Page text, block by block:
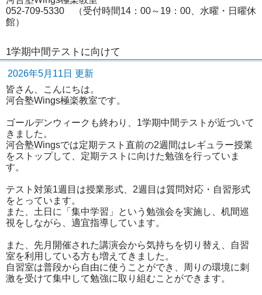
052-709-5330 （受付時間14：00～19：00、水曜・日曜休
館）
1学期中間テストに向けて
2026年5月11日 更新
皆さん、こんにちは。
河合塾Wings極楽教室です。
ゴールデンウィークも終わり、1学期中間テストが近づいて
きました。
河合塾Wingsでは定期テスト直前の2週間はレギュラー授業
をストップして、定期テストに向けた勉強を行っていま
す。
テスト対策1週目は授業形式、2週目は質問対応・自習形式
をとっています。
また、土日に「集中学習」という勉強会を実施し、机間巡
視をしながら、適宜指導しています。
また、先月開催された講演会から気持ちを切り替え、自習
室を利用している方も増えてきました。
自習室は普段から自由に使うことができ、周りの環境に刺
激を受けて集中して勉強に取り組むことができます。